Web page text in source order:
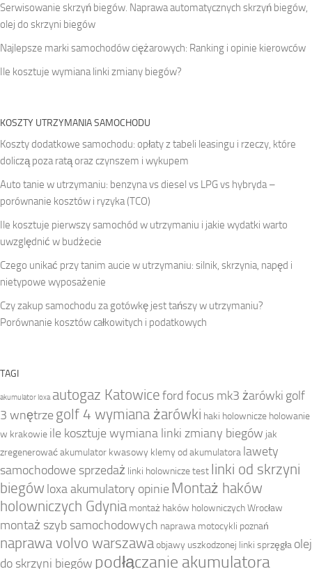
Serwisowanie skrzyń biegów. Naprawa automatycznych skrzyń biegów,
olej do skrzyni biegów
Najlepsze marki samochodów ciężarowych: Ranking i opinie kierowców
Ile kosztuje wymiana linki zmiany biegów?
KOSZTY UTRZYMANIA SAMOCHODU
Koszty dodatkowe samochodu: opłaty z tabeli leasingu i rzeczy, które
doliczą poza ratą oraz czynszem i wykupem
Auto tanie w utrzymaniu: benzyna vs diesel vs LPG vs hybryda –
porównanie kosztów i ryzyka (TCO)
Ile kosztuje pierwszy samochód w utrzymaniu i jakie wydatki warto
uwzględnić w budżecie
Czego unikać przy tanim aucie w utrzymaniu: silnik, skrzynia, napęd i
nietypowe wyposażenie
Czy zakup samochodu za gotówkę jest tańszy w utrzymaniu?
Porównanie kosztów całkowitych i podatkowych
TAGI
akumulator loxa autogaz Katowiceford focus mk3 żarówki golf
3 wnętrzegolf 4 wymiana żarówki haki holownicze holowanie
w krakowie ile kosztuje wymiana linki zmiany biegów jak
zregenerować akumulator kwasowy klemy od akumulatora lawety
samochodowe sprzedaż linki holownicze test linki od skrzyni
biegów loxa akumulatory opinieMontaż haków
holowniczych Gdynia montaż haków holowniczych Wrocław
montaż szyb samochodowych naprawa motocykli poznań
naprawa volvo warszawa objawy uszkodzonej linki sprzęgła olej
do skrzyni biegów podłączanie akumulatora